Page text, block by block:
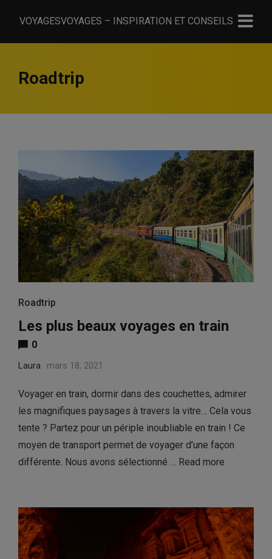
VOYAGESVOYAGES – INSPIRATION ET CONSEILS
Roadtrip
Roadtrip
Les plus beaux voyages en train
0
Laura mars 18, 2021
Voyager en train, dormir dans des couchettes, admirer
les magnifiques paysages à travers la vitre… Cela vous
tente ? Partez pour un périple inoubliable en train ! Ce
moyen de transport permet de voyager d’une façon
différente. Nous avons sélectionné … Read more